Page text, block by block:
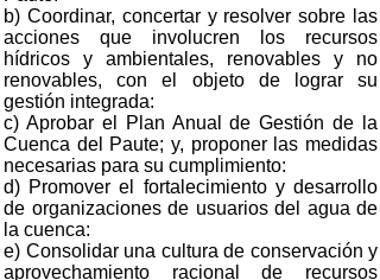
b) Coordinar, concertar y resolver sobre las
acciones que involucren los recursos
hídricos y ambientales, renovables y no
renovables, con el objeto de lograr su
gestión integrada:
c) Aprobar el Plan Anual de Gestión de la
Cuenca del Paute; y, proponer las medidas
necesarias para su cumplimiento:
d) Promover el fortalecimiento y desarrollo
de organizaciones de usuarios del agua de
la cuenca:
e) Consolidar una cultura de conservación y
aprovechamiento racional de recursos